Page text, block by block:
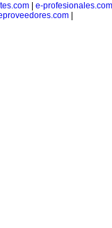
e-profesionales.com